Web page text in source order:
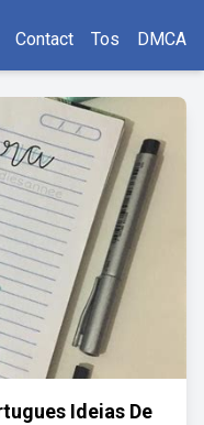
Contact Tos DMCA
Ideias De